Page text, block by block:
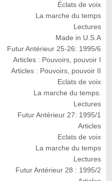
Éclats de voix
La marche du temps
Lectures
Made in U.S.A
Futur Antérieur 25-26: 1995/6
Articles : Pouvoirs, pouvoir I
Articles : Pouvoirs, pouvoir II
Eclats de voix
La marche du temps.
Lectures
Futur Antérieur 27: 1995/1
Articles
Eclats de voix
La marche du temps
Lectures
Futur Antérieur 28 : 1995/2